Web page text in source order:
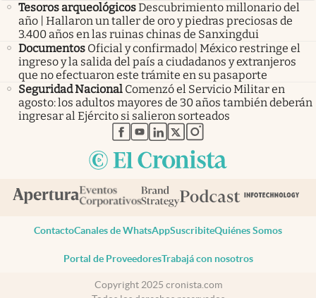
Tesoros arqueológicosDescubrimiento millonario del
año | Hallaron un taller de oro y piedras preciosas de
3.400 años en las ruinas chinas de Sanxingdui
Documentos Oficial y confirmado| México restringe el
ingreso y la salida del país a ciudadanos y extranjeros
que no efectuaron este trámite en su pasaporte
Seguridad Nacional Comenzó el Servicio Militar en
agosto: los adultos mayores de 30 años también deberán
ingresar al Ejército si salieron sorteados
abre en nueva pestaña
abre en nueva pestaña
abre en nueva pestaña
abre en nueva pestaña
abre en nueva pestaña
ContactoCanales de WhatsAppSuscribiteQuiénes Somos
Portal de ProveedoresTrabajá con nosotros
Copyright 2025 cronista.com